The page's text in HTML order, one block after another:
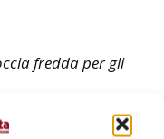
fredda per gli